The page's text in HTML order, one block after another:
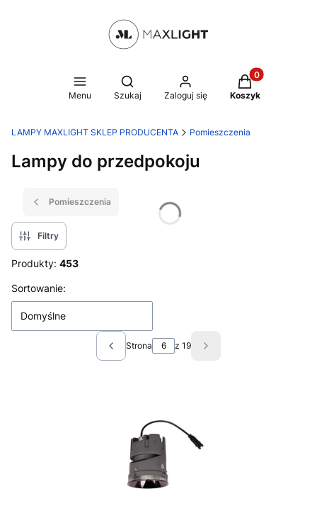
Menu
Otwórz wyszukiwarkę
Szukaj Zaloguj się
Produkty w
Koszyk
LAMPY MAXLIGHT SKLEP PRODUCENTA Pomieszczenia
Lampy do przedpokoju
Pomieszczenia
Filtry
Produkty: 453
Lista produktów
Sortowanie:
Domyślne
Poprzednie produkty
Strona z 19 Następne produkty